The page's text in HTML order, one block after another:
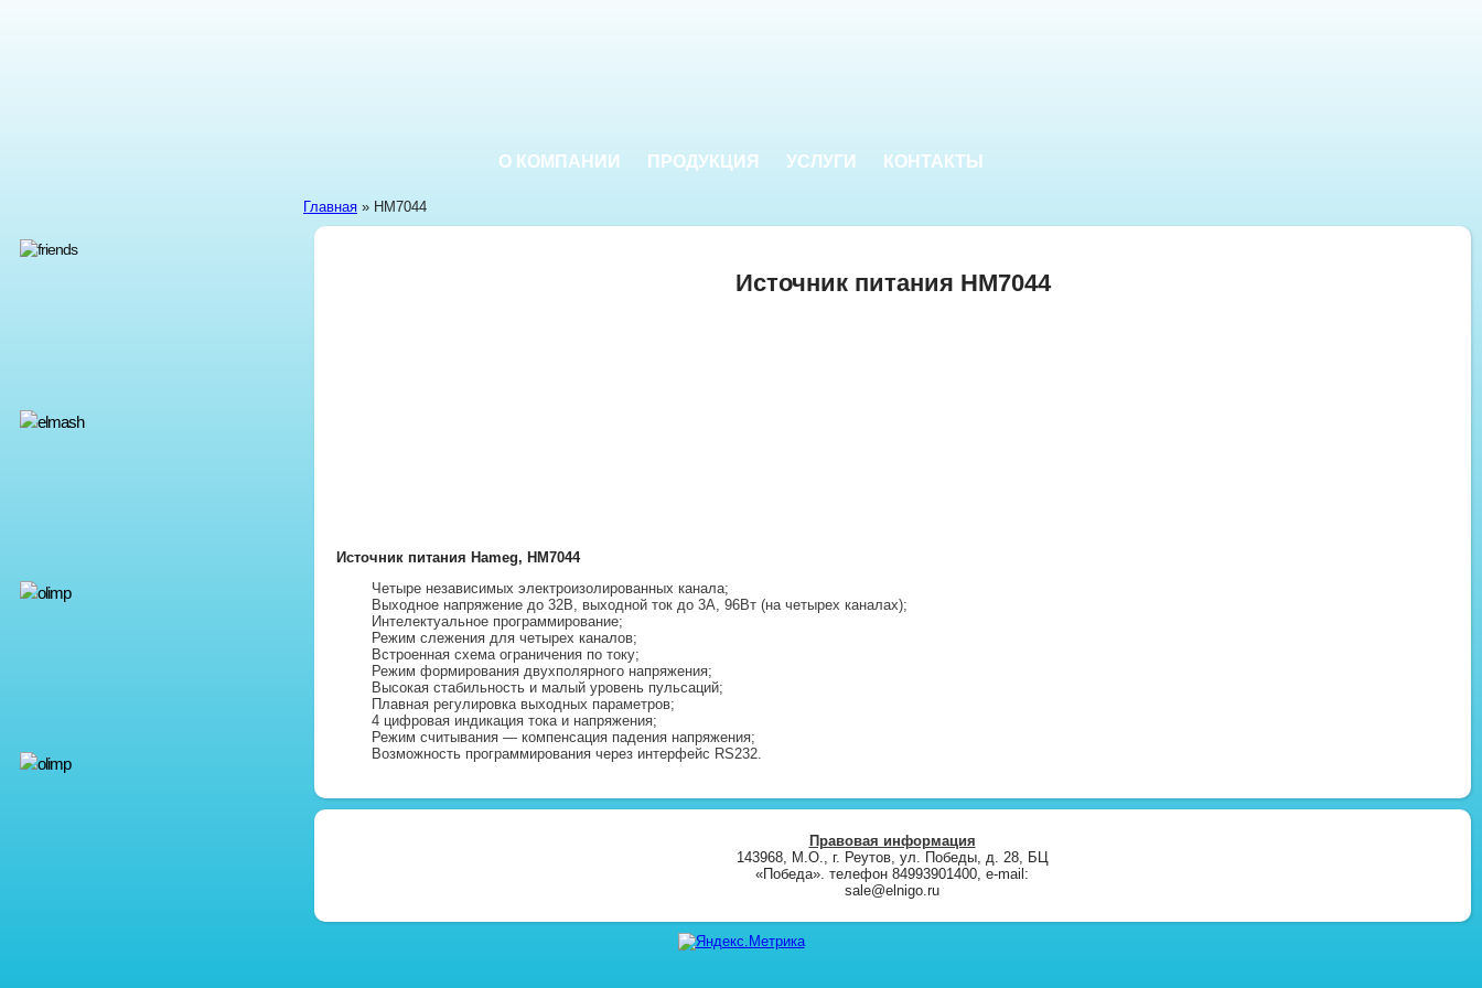
О КОМПАНИИ ПРОДУКЦИЯ УСЛУГИ КОНТАКТЫ
Главная » HM7044
Источник питания HM7044
Источник питания Hameg, HM7044
Четыре независимых электроизолированных канала;
Выходное напряжение до 32В, выходной ток до 3А, 96Вт (на четырех каналах);
Интелектуальное программирование;
Режим слежения для четырех каналов;
Встроенная схема ограничения по току;
Режим формирования двухполярного напряжения;
Высокая стабильность и малый уровень пульсаций;
Плавная регулировка выходных параметров;
4 цифровая индикация тока и напряжения;
Режим считывания — компенсация падения напряжения;
Возможность программирования через интерфейс RS232.
Правовая информация
143968, М.О., г. Реутов, ул. Победы, д. 28, БЦ
«Победа». телефон 84993901400, e-mail:
sale@elnigo.ru